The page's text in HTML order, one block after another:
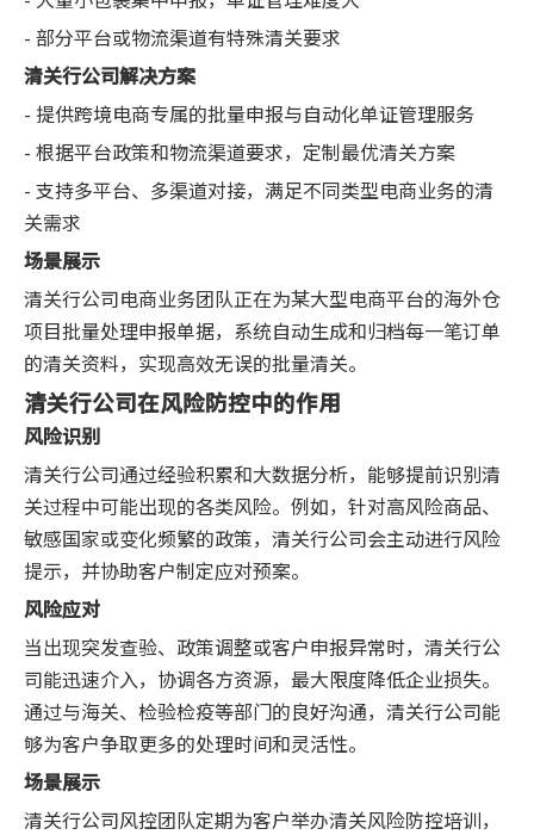
- 部分平台或物流渠道有特殊清关要求
清关行公司解决方案
- 提供跨境电商专属的批量申报与自动化单证管理服务
- 根据平台政策和物流渠道要求，定制最优清关方案
- 支持多平台、多渠道对接，满足不同类型电商业务的清
关需求
场景展示
清关行公司电商业务团队正在为某大型电商平台的海外仓
项目批量处理申报单据，系统自动生成和归档每一笔订单
的清关资料，实现高效无误的批量清关。
清关行公司在风险防控中的作用
风险识别
清关行公司通过经验积累和大数据分析，能够提前识别清
关过程中可能出现的各类风险。例如，针对高风险商品、
敏感国家或变化频繁的政策，清关行公司会主动进行风险
提示，并协助客户制定应对预案。
风险应对
当出现突发查验、政策调整或客户申报异常时，清关行公
司能迅速介入，协调各方资源，最大限度降低企业损失。
通过与海关、检验检疫等部门的良好沟通，清关行公司能
够为客户争取更多的处理时间和灵活性。
场景展示
清关行公司风控团队定期为客户举办清关风险防控培训，